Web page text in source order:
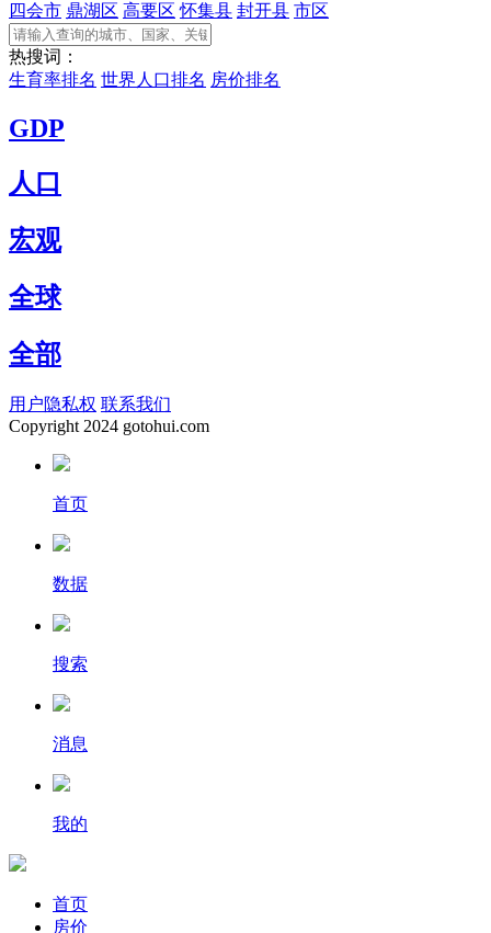
四会市 鼎湖区 高要区 怀集县 封开县 市区
热搜词：
生育率排名 世界人口排名 房价排名
GDP
人口
宏观
全球
全部
用户隐私权 联系我们
Copyright 2024 gotohui.com
首页
数据
搜索
消息
我的
首页
房价